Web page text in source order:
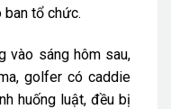
tổ chức.
vào sáng hôm sau,
golfer có caddie
huống luật, đều bị